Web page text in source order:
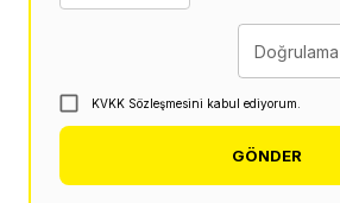
KVKK Sözleşmesini kabul ediyorum.
GÖNDER